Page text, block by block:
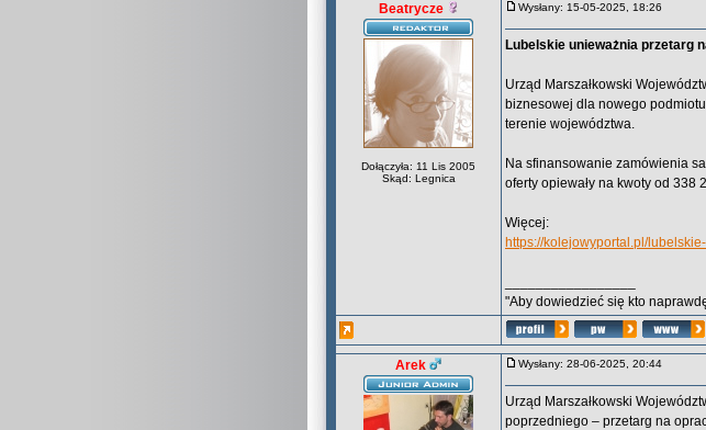
Beatrycze
Dołączyła: 11 Lis 2005
Skąd: Legnica
Wysłany: 15-05-2025, 18:26
Lubelskie unieważnia przetarg
Urząd Marszałkowski
biznesowej dla nowego
terenie województwa.
Na sfinansowanie zamówienia
oferty opiewały na kwoty od 338
Więcej:
https://kolejowyportal.pl/
"Aby dowiedzieć się kto
Arek Wysłany: 28-06-2025, 20:44
Urząd Marszałkowski
poprzedniego – przetarg na